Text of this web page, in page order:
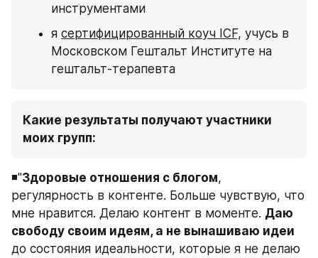
инструментами
я сертифицированный коуч ICF, учусь в
Московском Гештальт Институте на
гештальт-терапевта
Какие результаты получают участники
моих групп:
◾️"Здоровые отношения с блогом,
регулярность в контенте. Больше чувствую, что
мне нравится. Делаю контент в моменте. Даю
свободу своим идеям, а не вынашиваю идеи
до состояния идеальности, которые я не делаю